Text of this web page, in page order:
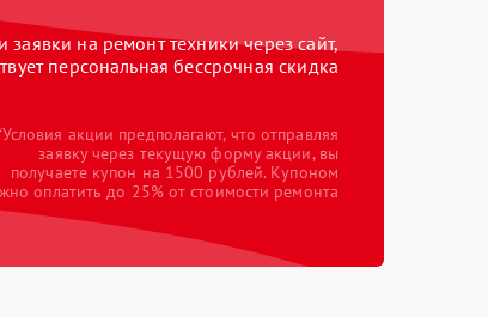
на ремонт техники через сайт,
персональная бессрочная скидка
акции предполагают, что отправляя
заявку через текущую форму акции, вы
получаете купон на 1500 рублей. Купоном
оплатить до 25% от стоимости ремонта